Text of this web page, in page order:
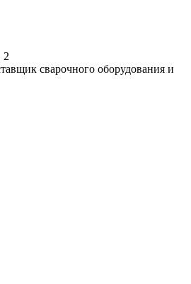
2
сварочного оборудования и